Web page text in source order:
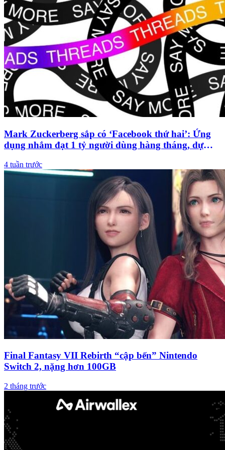
Mark Zuckerberg sắp có ‘Facebook thứ hai’: Ứng
dụng nhắm đạt 1 tỷ người dùng hàng tháng, dự
4 tuần trước
Final Fantasy VII Rebirth “cập bến” Nintendo
Switch 2, nặng hơn 100GB
2 tháng trước